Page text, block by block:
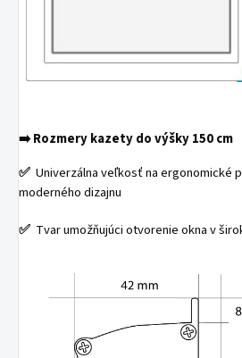
➡️Rozmery kazety do výšky 150 cm
✅ Univerzálna veľkosť na ergonomické
moderného dizajnu
✅ Tvar umožňujúci otvorenie okna v